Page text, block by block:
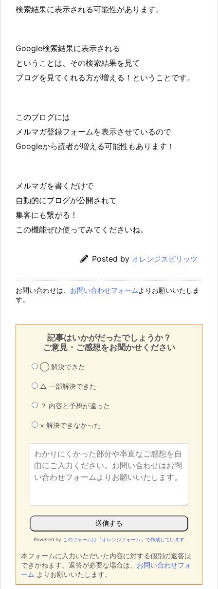
検索結果に表示される可能性があります。
Google検索結果に表示される
ということは、その検索結果を見て
ブログを見てくれる方が増える！ということです。
このブログには
メルマガ登録フォームを表示させているので
Googleから読者が増える可能性もあります！
メルマガを書くだけで
自動的にブログが公開されて
集客にも繋がる！
この機能ぜひ使ってみてくださいね。
Posted by オレンジスピリッツ
お問い合わせは、 お問い合わせフォーム よりお願いいたしま
す。
記事はいかがだったでしょうか？
ご意見・ご感想をお聞かせください
◯ 解決できた
△ 一部解決できた
？ 内容と予想が違った
× 解決できなかった
Powered by このフォームは『オレンジフォーム』で作成しています
本フォームに入力いただいた内容に対する個別の返答は
できかねます。返答が必要な場合は、 お問い合わせフォ
ーム よりお願いいたします。